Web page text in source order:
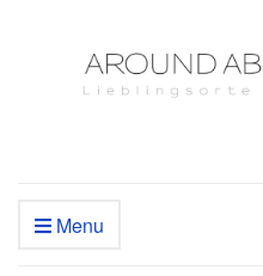
Menu